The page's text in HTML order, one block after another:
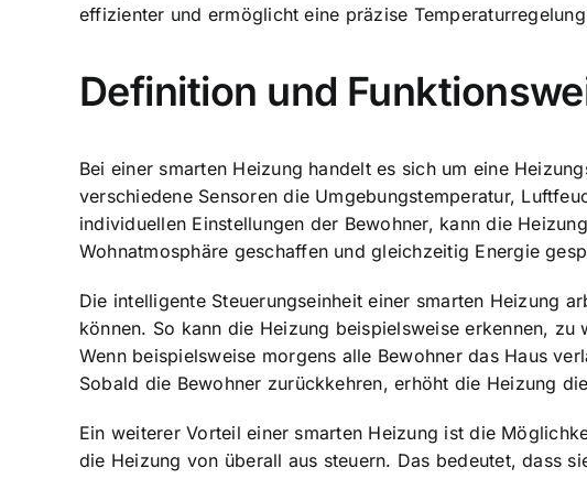
effizienter und ermöglicht eine präzise
Definition und
Bei einer smarten Heizung handelt es sich um eine
verschiedene Sensoren die Umgebungstemperatur,
individuellen Einstellungen der Bewohner, kann die
Wohnatmosphäre geschaffen und gleichzeitig Energie
Die intelligente Steuerungseinheit einer smarten Heizung
können. So kann die Heizung beispielsweise erkennen,
Wenn beispielsweise morgens alle Bewohner das Haus
Sobald die Bewohner zurückkehren, erhöht die Heizung
Ein weiterer Vorteil einer smarten Heizung ist die
die Heizung von überall aus steuern. Das bedeutet, dass